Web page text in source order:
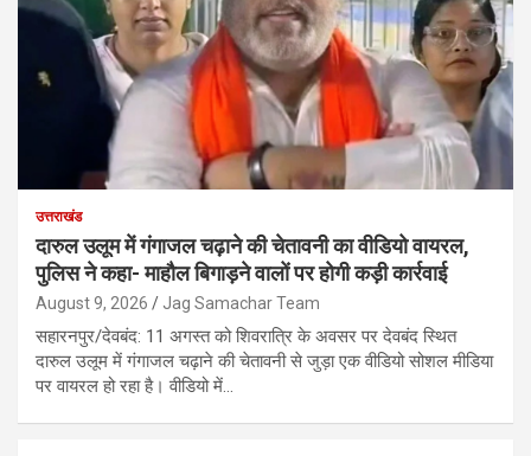
उत्तराखंड
दारुल उलूम में गंगाजल चढ़ाने की चेतावनी का वीडियो वायरल,
पुलिस ने कहा- माहौल बिगाड़ने वालों पर होगी कड़ी कार्रवाई
August 9, 2026 Jag Samachar Team
सहारनपुर/देवबंद: 11 अगस्त को शिवरात्रि के अवसर पर देवबंद स्थित
दारुल उलूम में गंगाजल चढ़ाने की चेतावनी से जुड़ा एक वीडियो सोशल मीडिया
पर वायरल हो रहा है। वीडियो में…